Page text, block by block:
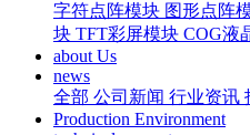
字符点阵模块 图形点阵
块 TFT彩屏模块 COG液
about Us
news
全部 公司新闻 行业资讯
Production Environment